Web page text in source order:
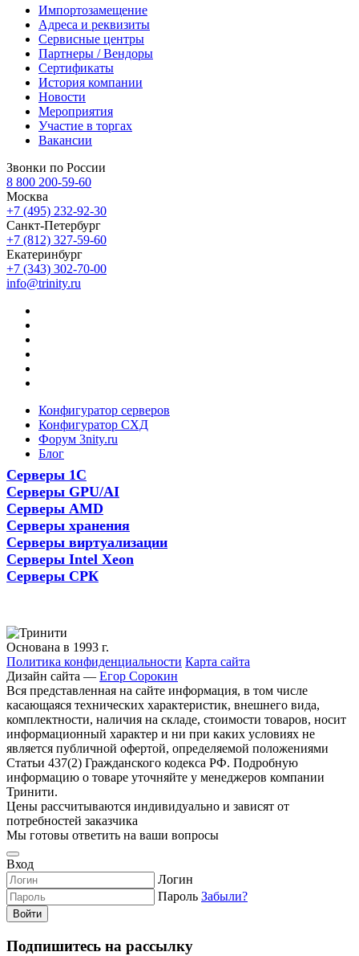
Импортозамещение
Адреса и реквизиты
Сервисные центры
Партнеры / Вендоры
Сертификаты
История компании
Новости
Мероприятия
Участие в торгах
Вакансии
Звонки по России
8 800 200-59-60
Москва
+7 (495) 232-92-30
Санкт-Петербург
+7 (812) 327-59-60
Екатеринбург
+7 (343) 302-70-00
info@trinity.ru
Конфигуратор серверов
Конфигуратор СХД
Форум 3nity.ru
Блог
Серверы 1С
Серверы GPU/AI
Серверы AMD
Серверы хранения
Серверы виртуализации
Серверы Intel Xeon
Серверы СРК
Основана в 1993 г.
Политика конфиденциальности Карта сайта
Дизайн сайта — Егор Сорокин
Вся представленная на сайте информация, в том числе
касающаяся технических характеристик, внешнего вида,
комплектности, наличия на складе, стоимости товаров, носит
информационный характер и ни при каких условиях не
является публичной офертой, определяемой положениями
Статьи 437(2) Гражданского кодекса РФ. Подробную
информацию о товаре уточняйте у менеджеров компании
Тринити.
Цены рассчитываются индивидуально и зависят от
потребностей заказчика
Мы готовы ответить на ваши вопросы
Вход
Логин
Пароль Забыли?
Войти
Подпишитесь на рассылку